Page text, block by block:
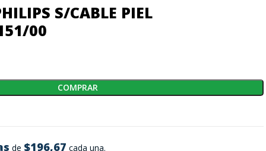
S/CABLE PIEL
00
de $196,67 cada una.
COMPRAR